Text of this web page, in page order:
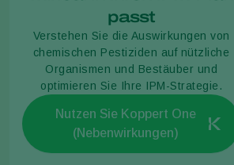
passt
Verstehen Sie die Auswirkungen von
chemischen Pestiziden auf nützliche
Organismen und Bestäuber und
optimieren Sie Ihre IPM-Strategie.
Nutzen Sie Koppert One
(Nebenwirkungen)